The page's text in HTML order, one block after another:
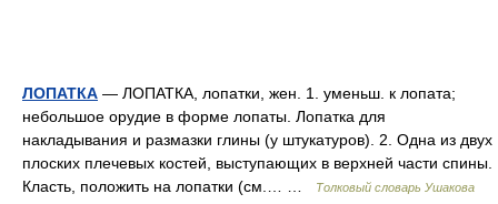
ЛОПАТКА — ЛОПАТКА, лопатки, жен. 1. уменьш. к лопата;
небольшое орудие в форме лопаты. Лопатка для
накладывания и размазки глины (у штукатуров). 2. Одна из двух
плоских плечевых костей, выступающих в верхней части спины.
Класть, положить на лопатки (см.… …
Толковый словарь Ушакова